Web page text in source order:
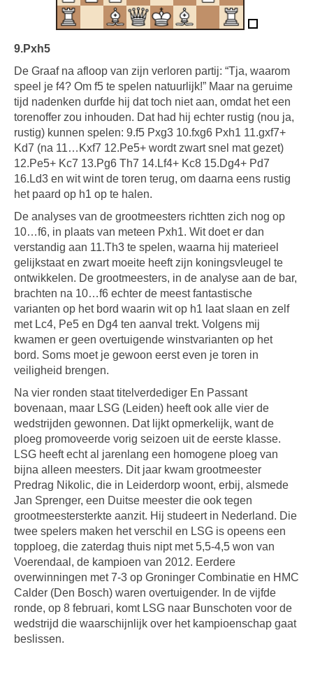
9.Pxh5
De Graaf na afloop van zijn verloren partij: “Tja, waarom
speel je f4? Om f5 te spelen natuurlijk!” Maar na geruime
tijd nadenken durfde hij dat toch niet aan, omdat het een
torenoffer zou inhouden. Dat had hij echter rustig (nou ja,
rustig) kunnen spelen: 9.f5 Pxg3 10.fxg6 Pxh1 11.gxf7+
Kd7 (na 11…Kxf7 12.Pe5+ wordt zwart snel mat gezet)
12.Pe5+ Kc7 13.Pg6 Th7 14.Lf4+ Kc8 15.Dg4+ Pd7
16.Ld3 en wit wint de toren terug, om daarna eens rustig
het paard op h1 op te halen.
De analyses van de grootmeesters richtten zich nog op
10…f6, in plaats van meteen Pxh1. Wit doet er dan
verstandig aan 11.Th3 te spelen, waarna hij materieel
gelijkstaat en zwart moeite heeft zijn koningsvleugel te
ontwikkelen. De grootmeesters, in de analyse aan de bar,
brachten na 10…f6 echter de meest fantastische
varianten op het bord waarin wit op h1 laat slaan en zelf
met Lc4, Pe5 en Dg4 ten aanval trekt. Volgens mij
kwamen er geen overtuigende winstvarianten op het
bord. Soms moet je gewoon eerst even je toren in
veiligheid brengen.
Na vier ronden staat titelverdediger En Passant
bovenaan, maar LSG (Leiden) heeft ook alle vier de
wedstrijden gewonnen. Dat lijkt opmerkelijk, want de
ploeg promoveerde vorig seizoen uit de eerste klasse.
LSG heeft echt al jarenlang een homogene ploeg van
bijna alleen meesters. Dit jaar kwam grootmeester
Predrag Nikolic, die in Leiderdorp woont, erbij, alsmede
Jan Sprenger, een Duitse meester die ook tegen
grootmeestersterkte aanzit. Hij studeert in Nederland. Die
twee spelers maken het verschil en LSG is opeens een
topploeg, die zaterdag thuis nipt met 5,5-4,5 won van
Voerendaal, de kampioen van 2012. Eerdere
overwinningen met 7-3 op Groninger Combinatie en HMC
Calder (Den Bosch) waren overtuigender. In de vijfde
ronde, op 8 februari, komt LSG naar Bunschoten voor de
wedstrijd die waarschijnlijk over het kampioenschap gaat
beslissen.